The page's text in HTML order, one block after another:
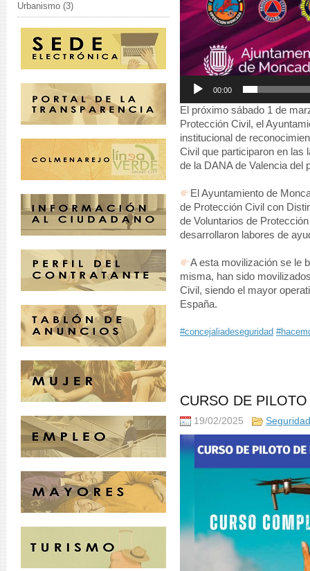
00:00
El próximo sábado 1 de
Protección Civil, el
institucional de
Civil que participaron en las
de la DANA de Valencia del
El Ayuntamiento de
de Protección Civil con
de Voluntarios de
desarrollaron labores de
A esta movilización se le
misma, han sido
Civil, siendo el mayor
España.
#concejaliadeseguridad
CURSO DE
19/02/2025 Seguridad
Urbanismo (3)